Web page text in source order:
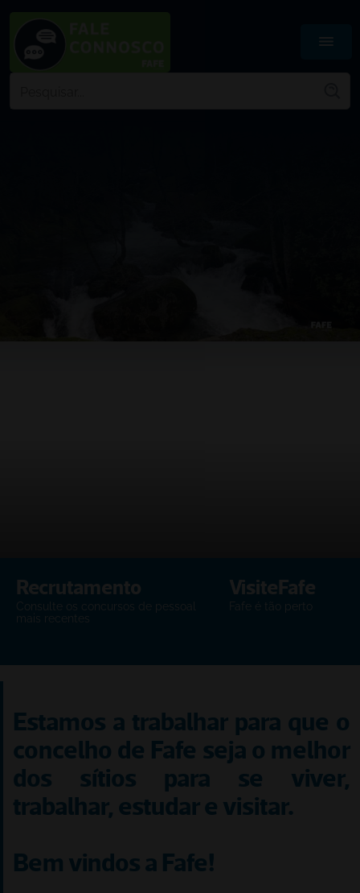
Recrutamento
Consulte os concursos de pessoal
mais recentes
VisiteFafe
Fafe é tão perto
Estamos a trabalhar para que o
concelho de Fafe seja o melhor
dos sítios para se viver,
trabalhar, estudar e visitar.
Bem vindos a Fafe!